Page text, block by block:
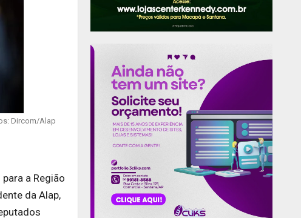
Dircom/Alap
a Região
da Alap,